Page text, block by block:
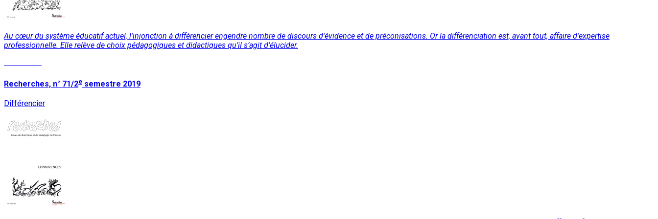
Au cœur du système éducatif actuel, l'injonction à différencier engendre nombre de discours d'évidence et de préconisations. Or la différenciation est, avant tout, affaire d'expertise
professionnelle. Elle relève de choix pédagogiques et didactiques qu’il s’agit d’élucider.
Recherches, n° 71/2e semestre 2019
Différencier